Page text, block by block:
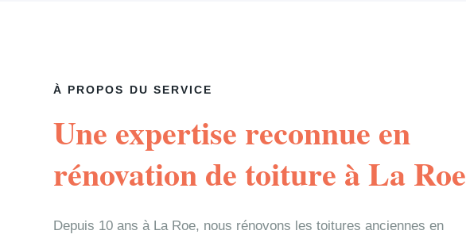
À PROPOS DU SERVICE
Une expertise reconnue en
rénovation de toiture à La Roe
Depuis 10 ans à La Roe, nous rénovons les toitures anciennes en